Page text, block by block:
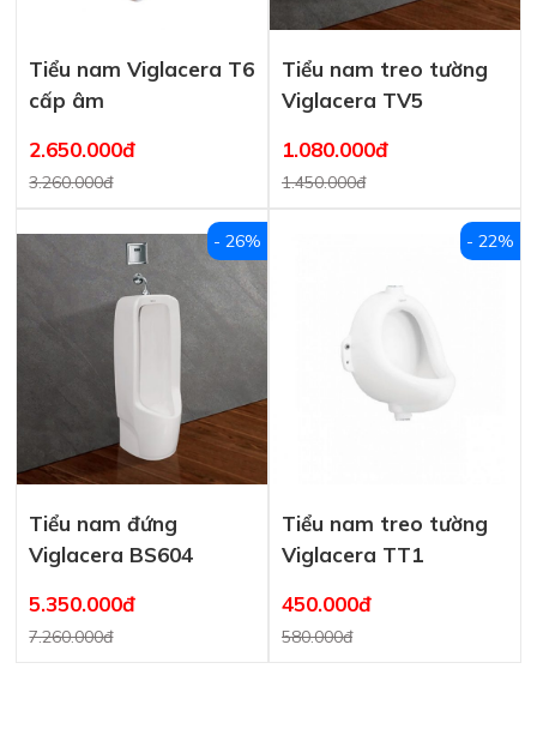
Tiểu nam Viglacera T6
cấp âm
2.650.000đ
3.260.000đ
Tiểu nam treo tường
Viglacera TV5
1.080.000đ
1.450.000đ
Tiểu nam đứng
Viglacera BS604
5.350.000đ
7.260.000đ
- 26%
Tiểu nam treo tường
Viglacera TT1
450.000đ
580.000đ
- 22%